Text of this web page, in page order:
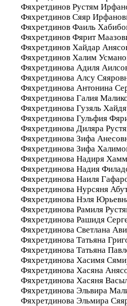
Фяхретдинов Рустям
Фяхретдинов Сяяр
Фяхретдинов Фаиль
Фяхретдинов Фярит
Фяхретдинов Хайдар
Фяхретдинов Халим
Фяхретдинова Адиля
Фяхретдинова Алсу
Фяхретдинова Антонина
Фяхретдинова Галия
Фяхретдинова Гузяль
Фяхретдинова Гульфия
Фяхретдинова Диляра
Фяхретдинова Зифа
Фяхретдинова Зифа
Фяхретдинова Надиря
Фяхретдинова Надия
Фяхретдинова Наиля
Фяхретдинова Нурсяня
Фяхретдинова Нэля
Фяхретдинова Рамиля
Фяхретдинова Рашидя
Фяхретдинова Светлана
Фяхретдинова Татьяна
Фяхретдинова Татьяна
Фяхретдинова Хасимя
Фяхретдинова Хасяна
Фяхретдинова Хасяня
Фяхретдинова Эльвира
Фяхретдинова Эльмира